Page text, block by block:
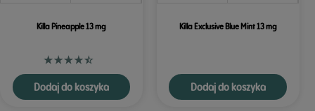
Killa Pineapple 13 mg
Dodaj do koszyka
Killa Exclusive Blue Mint 13 mg
Dodaj do koszyka